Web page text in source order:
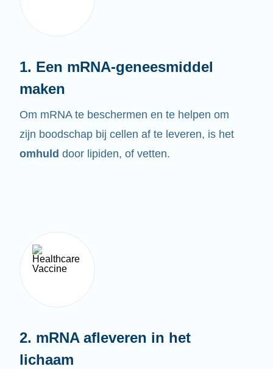
1. Een mRNA-geneesmiddel
maken
Om mRNA te beschermen en te helpen om
zijn boodschap bij cellen af te leveren, is het
omhuld door lipiden, of vetten.
2. mRNA afleveren in het
lichaam